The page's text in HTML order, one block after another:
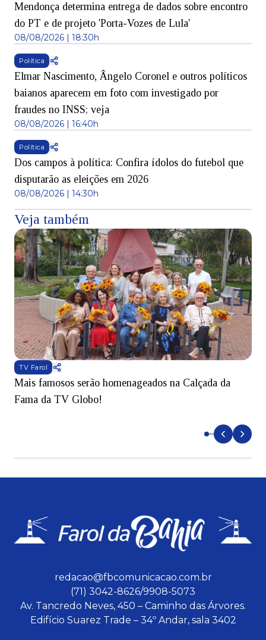
Mendonça determina entrega de dados sobre encontro
do PT e de projeto 'Porta-Vozes de Lula'
08/08/2026 | 18:30h
Política
Elmar Nascimento, Ângelo Coronel e outros políticos
baianos aparecem em foto com investigado por
fraudes no INSS; veja
08/08/2026 | 16:40h
Política
Dos campos à política: Confira ídolos do futebol que
disputarão as eleições em 2026
08/08/2026 | 14:30h
Veja também
TV Farol
Mais famosos serão homenageados na Calçada da
Fama da TV Globo!
redacao@fbcomunicacao.com.br
(71) 3042-8626/9908-5073
Av. Tancredo Neves, 450 – Caminho das Árvores.
Edifício Suarez Trade – 34º Andar, sala 3402